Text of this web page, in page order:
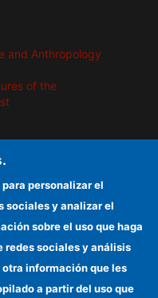
and Anthropology
of the
personalizar el
sociales y analizar el
sobre el uso que haga
redes sociales y análisis
información que les
a partir del uso que